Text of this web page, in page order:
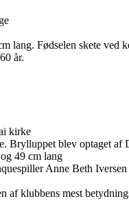
lang. Fødselen skete ved
år.
kirke
blev optaget af
49 cm lang
Anne Beth
klubbens mest